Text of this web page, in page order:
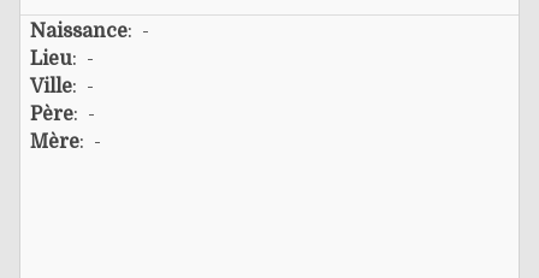
Naissance: -
Lieu: -
Ville: -
Père: -
Mère: -